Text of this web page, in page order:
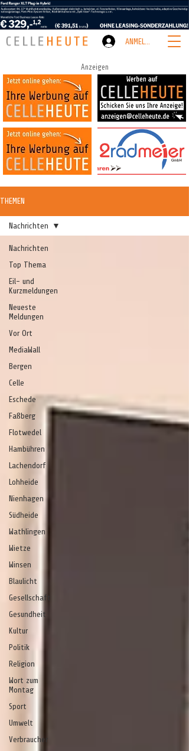
ANMELDEN
Anzeigen
THEMEN
Nachrichten
Top Thema
Eil- und
Kurzmeldungen
Neueste
Meldungen
Vor Ort
MediaWall
Bergen
Celle
Eschede
Faßberg
Flotwedel
Hambühren
Lachendorf
Lohheide
Nienhagen
Südheide
Wathlingen
Wietze
Winsen
Blaulicht
Gesellschaft
Gesundheit
Kultur
Politik
Religion
Wort zum
Montag
Sport
Umwelt
Verbraucher
Nachrichten